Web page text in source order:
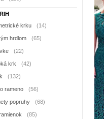
krku
(14)
hrdlom (65)
(22)
krk (42)
(132)
rameno (56)
popruhy (68)
(85)